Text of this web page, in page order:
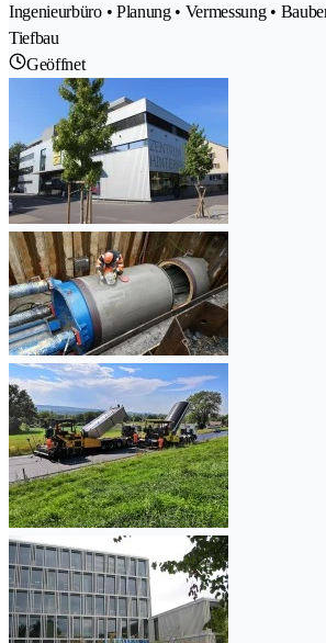
Ingenieurbüro • Planung • Vermessung •
Tiefbau
Geöffnet